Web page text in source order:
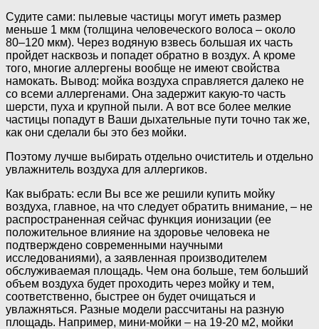
Судите сами: пылевые частицы могут иметь размер
меньше 1 мкм (толщина человеческого волоса – около
80–120 мкм). Через водяную взвесь большая их часть
пройдет насквозь и попадет обратно в воздух. А кроме
того, многие аллергены вообще не имеют свойства
намокать. Вывод: мойка воздуха справляется далеко не
со всеми аллергенами. Она задержит какую-то часть
шерсти, пуха и крупной пыли. А вот все более мелкие
частицы попадут в Ваши дыхательные пути точно так же,
как они сделали бы это без мойки.
Поэтому лучше выбирать отдельно очиститель и отдельно
увлажнитель воздуха для аллергиков.
Как выбрать: если Вы все же решили купить мойку
воздуха, главное, на что следует обратить внимание, – не
распространенная сейчас функция ионизации (ее
положительное влияние на здоровье человека не
подтверждено современными научными
исследованиями), а заявленная производителем
обслуживаемая площадь. Чем она больше, тем больший
объем воздуха будет проходить через мойку и тем,
соответственно, быстрее он будет очищаться и
увлажняться. Разные модели рассчитаны на разную
площадь. Например, мини-мойки – на 19-20 м2, мойки